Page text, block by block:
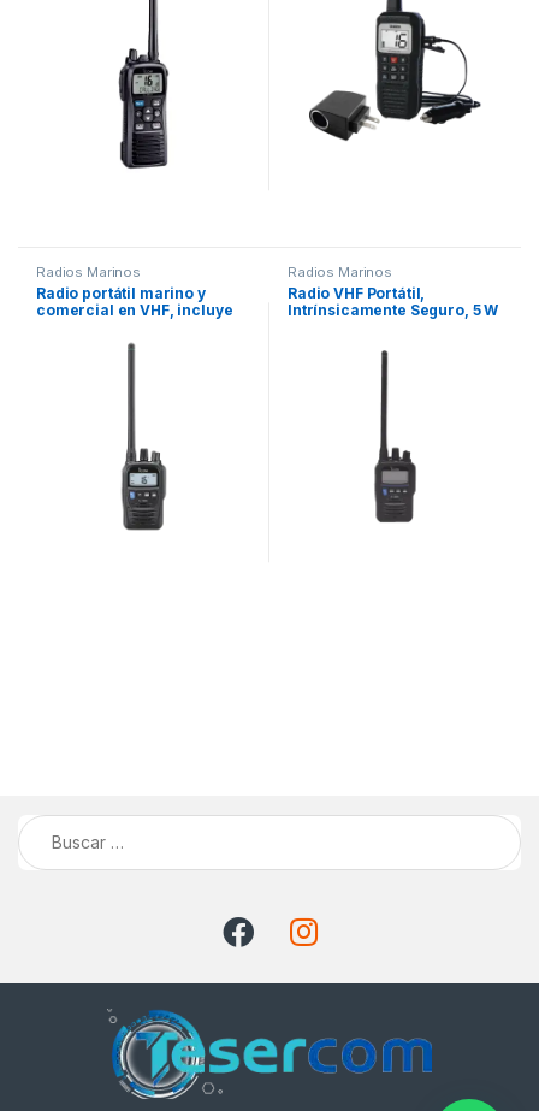
cargador, cable de
encendedor y correa.
marinos Internacionales, de
EUA y Canadá
Radios Marinos
Radio portátil marino y
comercial en VHF, incluye
Radios Marinos
Radio VHF Portátil,
Intrínsicamente Seguro, 5 W
Tierra, 7 W de Audio,
Funciones de Emergencia,
Buscar: